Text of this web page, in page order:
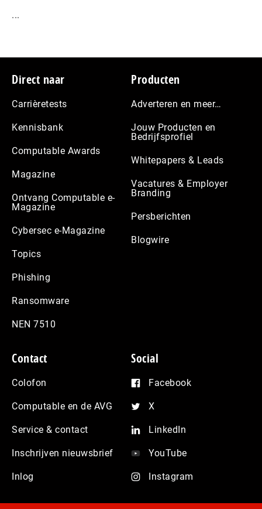
...
Footer
Direct naar
Carrièretests
Kennisbank
Computable Awards
Magazine
Ontvang Computable e-
Magazine
Cybersec e-Magazine
Topics
Phishing
Ransomware
NEN 7510
Producten
Adverteren en meer…
Jouw Producten en
Bedrijfsprofiel
Whitepapers & Leads
Vacatures & Employer
Branding
Persberichten
Blogwire
Contact
Colofon
Computable en de AVG
Service & contact
Inschrijven nieuwsbrief
Inlog
Social
Facebook
X
LinkedIn
YouTube
Instagram